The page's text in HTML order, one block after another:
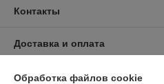
Контакты
Доставка и оплата
График работы
Обработка файлов cookie